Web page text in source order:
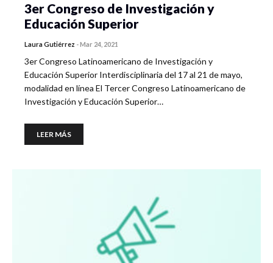
3er Congreso de Investigación y
Educación Superior
Laura Gutiérrez -Mar 24, 2021
3er Congreso Latinoamericano de Investigación y
Educación Superior Interdisciplinaria del 17 al 21 de mayo,
modalidad en línea El Tercer Congreso Latinoamericano de
Investigación y Educación Superior…
LEER MÁS